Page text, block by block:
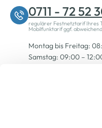
0711 - 72 52
regulärer Festnetztarif Ihres
Mobilfunktarif ggf.
Montag bis Freitag:
Samstag: 09:00 –